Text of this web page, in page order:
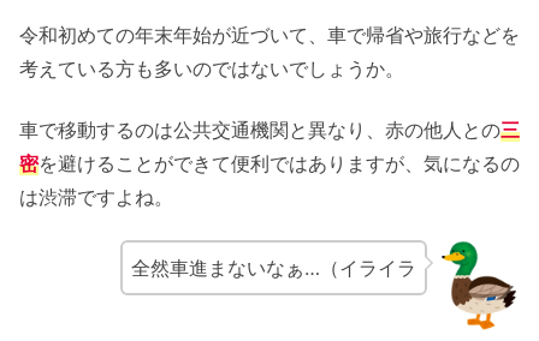
令和初めての年末年始が近づいて、車で帰省や旅行などを
考えている方も多いのではないでしょうか。
車で移動するのは公共交通機関と異なり、赤の他人との三
密を避けることができて便利ではありますが、気になるの
は渋滞ですよね。
全然車進まないなぁ…（イライラ